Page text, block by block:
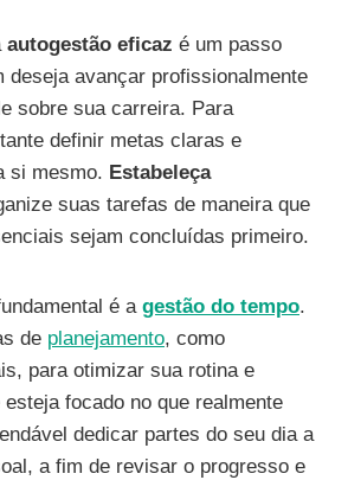
autogestão eficaz é um passo
deseja avançar profissionalmente
sobre sua carreira. Para
definir metas claras e
si mesmo. Estabeleça
suas tarefas de maneira que
sejam concluídas primeiro.
é a gestão do tempo.
de planejamento, como
para otimizar sua rotina e
focado no que realmente
dedicar partes do seu dia a
a fim de revisar o progresso e